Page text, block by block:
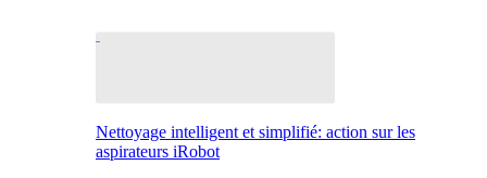
Nettoyage intelligent et simplifié: action sur les
aspirateurs iRobot